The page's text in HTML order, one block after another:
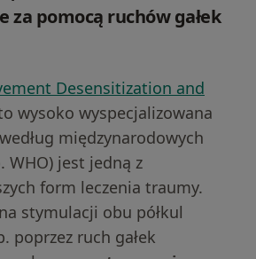
za pomocą ruchów gałek
Desensitization and
wysoko wyspecjalizowana
międzynarodowych
WHO) jest jedną z
form leczenia traumy.
stymulacji obu półkul
poprzez ruch gałek